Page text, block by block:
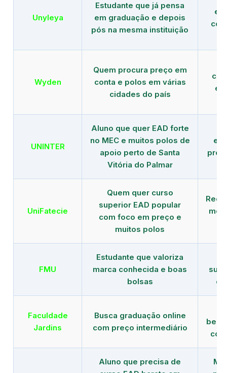
Unyleya
Estudante que já pensa
em graduação e depois
pós na mesma instituição
Wyden
Quem procura preço em
conta e polos em várias
cidades do país
UNINTER
Aluno que quer EAD forte
no MEC e muitos polos de
apoio perto de Santa
Vitória do Palmar
UniFatecie
Quem quer curso
superior EAD popular
com foco em preço e
muitos polos
FMU
Estudante que valoriza
marca conhecida e boas
bolsas
Faculdade
Jardins
Busca graduação online
com preço intermediário
Aluno que precisa de